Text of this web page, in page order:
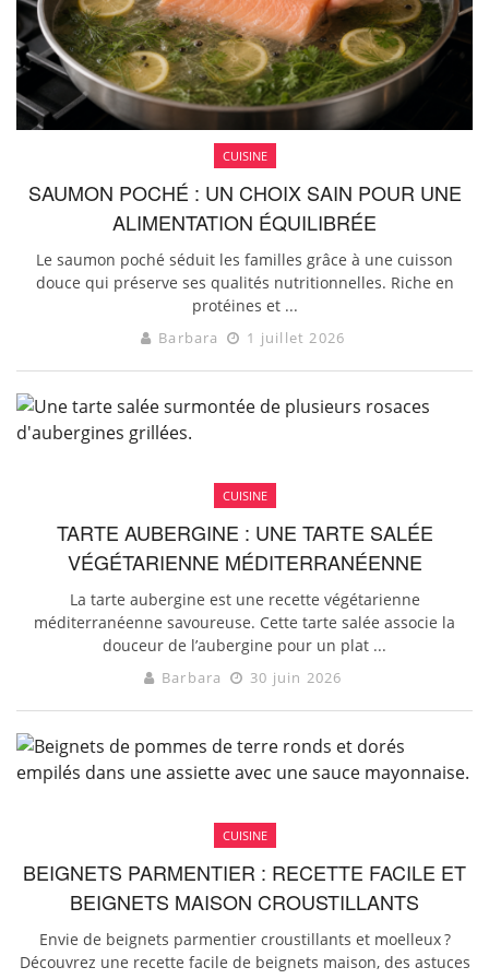
CUISINE
SAUMON POCHÉ : UN CHOIX SAIN POUR UNE
ALIMENTATION ÉQUILIBRÉE
Le saumon poché séduit les familles grâce à une cuisson
douce qui préserve ses qualités nutritionnelles. Riche en
protéines et ...
Barbara 1 juillet 2026
CUISINE
TARTE AUBERGINE : UNE TARTE SALÉE
VÉGÉTARIENNE MÉDITERRANÉENNE
La tarte aubergine est une recette végétarienne
méditerranéenne savoureuse. Cette tarte salée associe la
douceur de l’aubergine pour un plat ...
Barbara 30 juin 2026
CUISINE
BEIGNETS PARMENTIER : RECETTE FACILE ET
BEIGNETS MAISON CROUSTILLANTS
Envie de beignets parmentier croustillants et moelleux ?
Découvrez une recette facile de beignets maison, des astuces